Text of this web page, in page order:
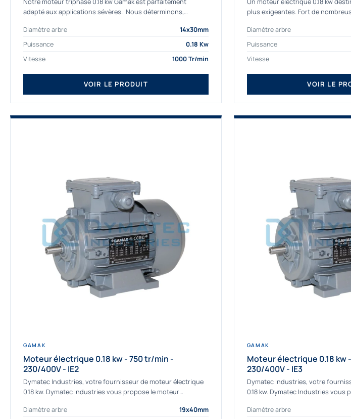
adapté aux applications sévères. Nous déterminons,
depuis de nombreuses...
Diamètre arbre
14x30mm
Puissance
0.18 Kw
Vitesse
1000 Tr/min
VOIR LE PRODUIT
plus exigeantes. Fort de
Diamètre arbre
Puissance
Vitesse
VOIR LE
GAMAK
Moteur électrique 0.18 kw - 750 tr/min -
230/400V - IE2
Dymatec Industries, votre fournisseur de moteur électrique
0.18 kw. Dymatec Industries vous propose le moteur
Diamètre arbre
19x40mm
GAMAK
Moteur électrique 0.18 kw
230/400V - IE3
Dymatec Industries, votre
0.18 kw. Dymatec Industries vous
Diamètre arbre